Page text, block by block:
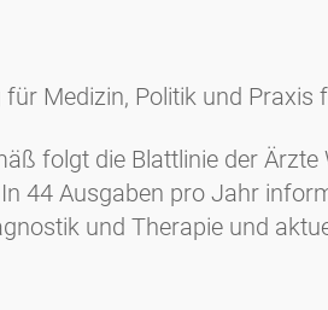
Medizin, Politik und
folgt die Blattlinie der
44 Ausgaben pro Jahr
und Therapie und